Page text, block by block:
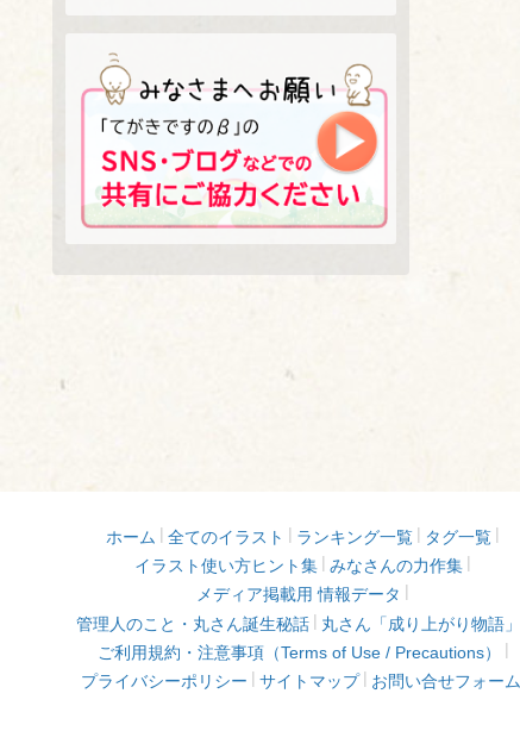
ホーム 全てのイラスト ランキング一覧
タグ一覧
イラスト使い方ヒント集
みなさんの力作集
メディア掲載用 情報データ
管理人のこと・丸さん誕生秘話
丸さん「成り上がり物語」
ご利用規約・注意事項（Terms of Use / Precautions）
プライバシーポリシー
サイトマップ お問い合せフォーム